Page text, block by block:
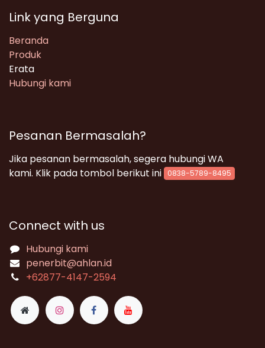
Link yang Berguna
Beranda
Produk
Erata
Hubungi kami
Pesanan Bermasalah?
Jika pesanan bermasalah, segera hubungi WA
kami. Klik pada tombol berikut ini
0838-5789-8495
Connect with us
Hubungi kami
penerbit@ahlan.id
+62877-4147-2594